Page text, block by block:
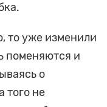
то уже изменили
поменяются и
о
того не